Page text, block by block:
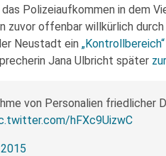
Polizeiaufkommen in dem
zuvor offenbar willkürlich
Neustadt ein „Kontrollbereich“
Jana Ulbricht später
von Personalien friedlicher
hFXc9UizwC